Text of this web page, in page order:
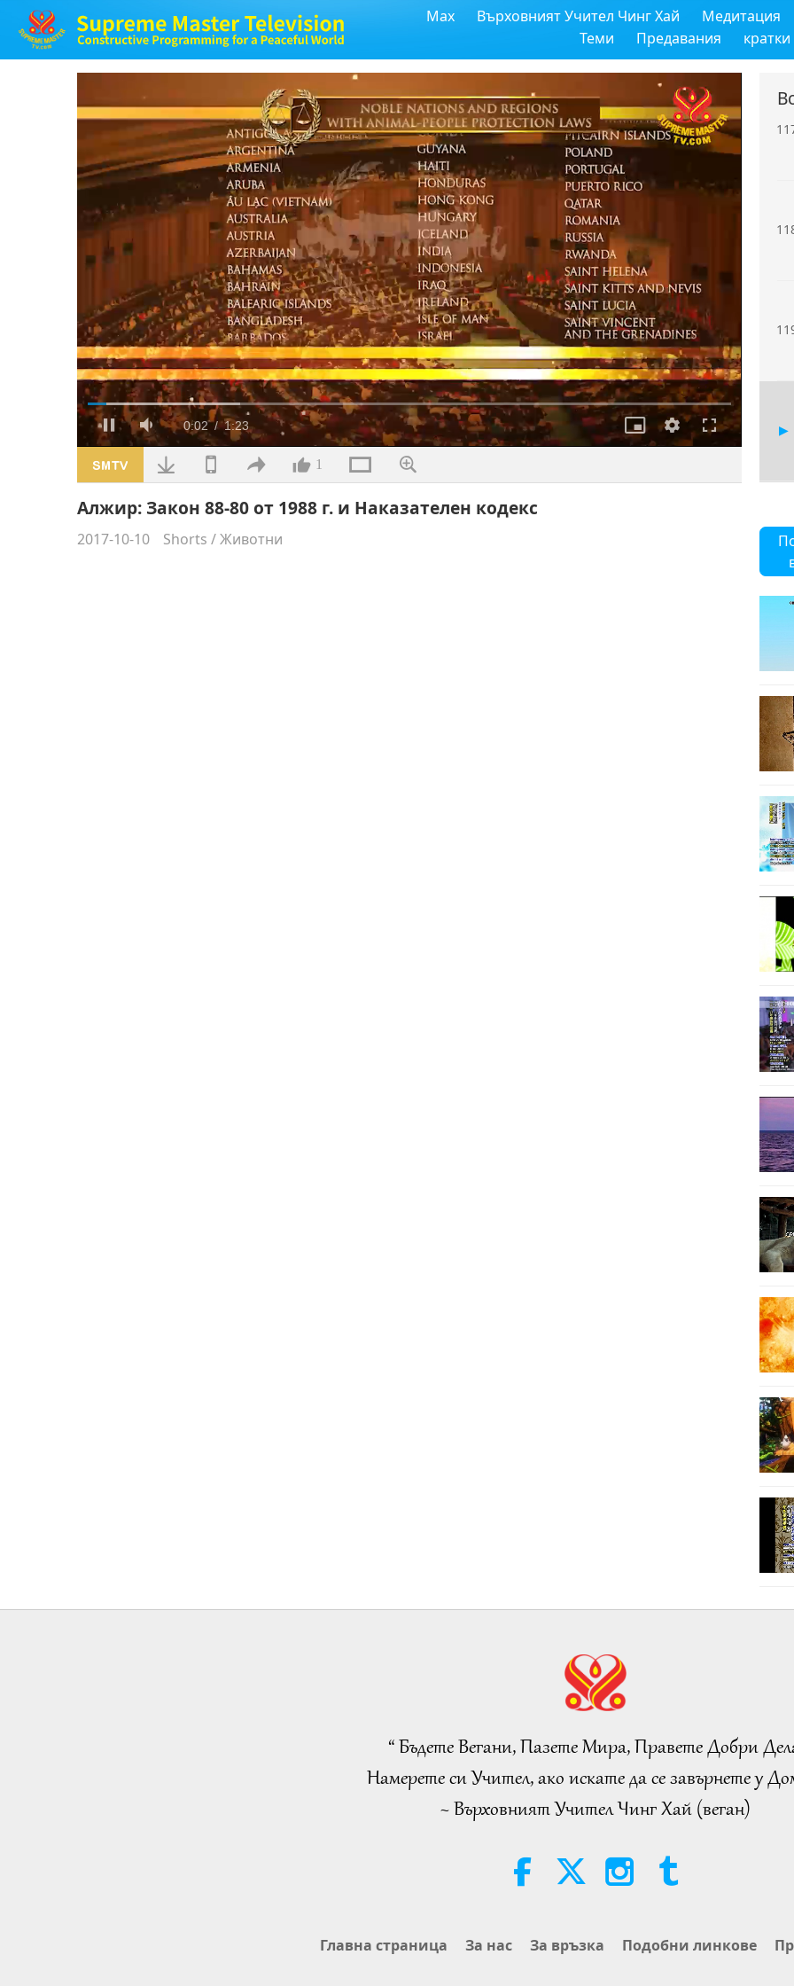
Max Върховният Учител Чинг Хай Медитация
Теми
Предавания
ПаузаБез
звук
Текущо
време
0:02 / Продължителност
1:23
Заредено:
23.62%
Картина
в
Качество
Цял
екран
1
Алжир: Закон 88-80 от 1988 г. и Наказателен кодекс
2017-10-10 Shorts /Животни
“ Бъдете Вегани, Пазете Мира, Правете Добри
Намерете си Учител, ако искате да се завърнете у
~ Върховният Учител Чинг Хай (веган)
Главна страница За нас За връзка Подобни линкове